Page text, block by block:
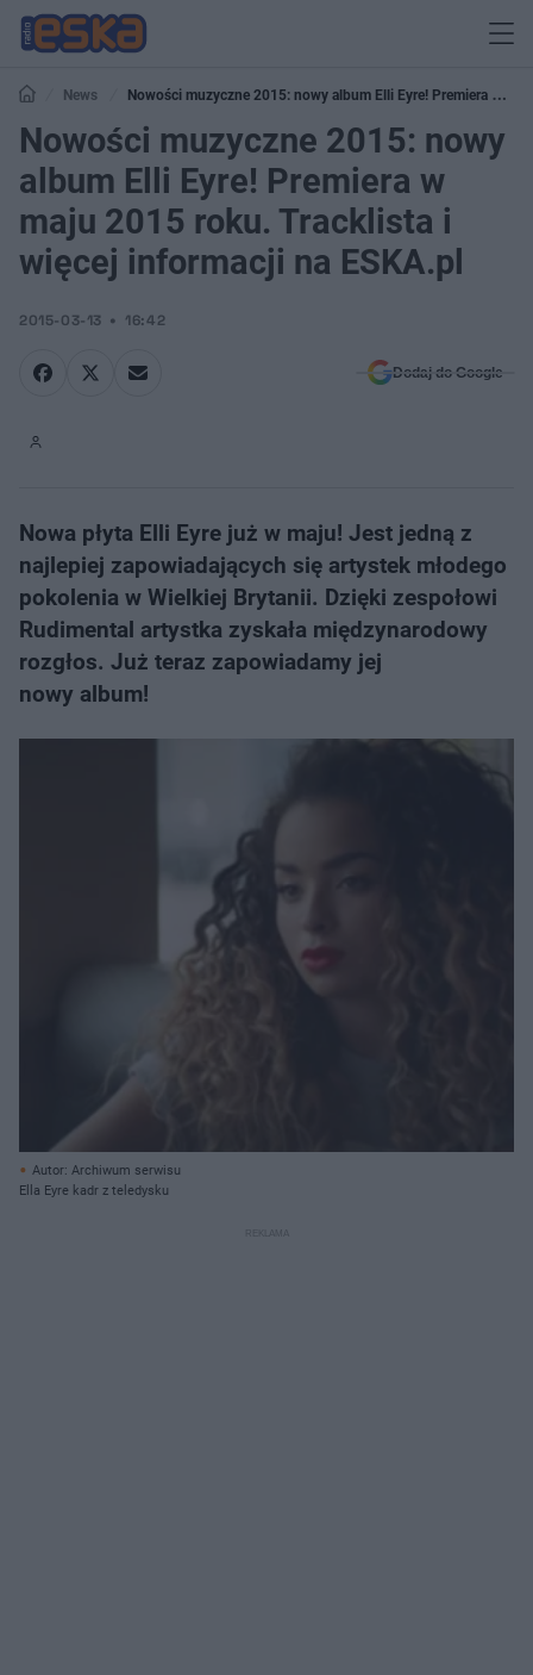
News
Nowości muzyczne 2015: nowy album Elli Eyre! Premiera w
maju 2015 roku. Tracklista i więcej informacji na ESKA.pl
Nowości muzyczne 2015: nowy
album Elli Eyre! Premiera w
maju 2015 roku. Tracklista i
więcej informacji na ESKA.pl
2015-03-13 16:42
Dodaj do Google
Nowa płyta Elli Eyre już w maju! Jest jedną z
najlepiej zapowiadających się artystek młodego
pokolenia w Wielkiej Brytanii. Dzięki zespołowi
Rudimental artystka zyskała międzynarodowy
rozgłos. Już teraz zapowiadamy jej
nowy album!
Autor: Archiwum serwisu
Ella Eyre kadr z teledysku